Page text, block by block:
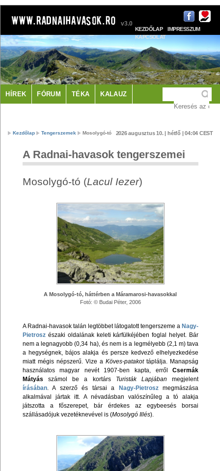
v3.0
KEZDŐLAP
IMPRESSZUM
KAPCSOLAT
HÍREK FÓRUM TÉKA KALAUZ
Kezdőlap Tengerszemek Mosolygó-tó 2026 augusztus 10. | hétfő | 04:04 CEST
A Radnai-havasok tengerszemei
Mosolygó-tó (Lacul Iezer)
A Mosolygó-tó, háttérben a Máramarosi-havasokkal
Fotó: © Budai Péter, 2006
A Radnai-havasok talán legtöbbet látogatott tengerszeme aNagy-
Pietroszészaki oldalának keleti kárfülkéjében foglal helyet. Bár
nem a legnagyobb (0,34 ha), és nem is a legmélyebb (2,1 m) tava
a hegységnek, bájos alakja és persze kedvező elhelyezkedése
miatt mégis népszerű. Vize aKöves-patakottáplálja. Manapság
használatos magyar nevét 1907-ben kapta, errőlCsermák
Mátyás számol be a kortárs Turisták Lapjában megjelent
írásában. A szerző és társai a Nagy-Pietroszmegmászása
alkalmával jártak itt. A névadásban valószínűleg a tó alakja
játszotta a főszerepet, bár érdekes az egybeesés borsai
szállásadójuk vezetéknevével is (Mosolygó Illés).